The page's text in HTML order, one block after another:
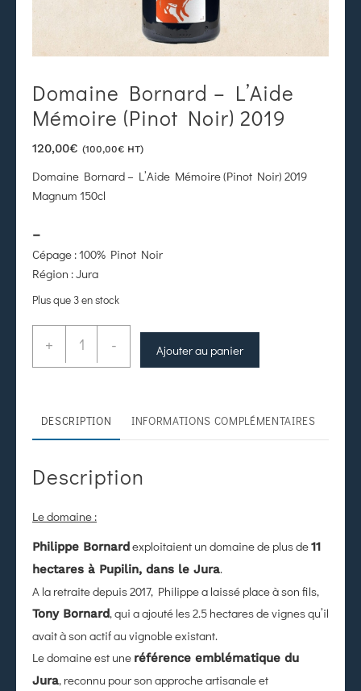
Domaine Bornard – L’Aide
Mémoire (Pinot Noir) 2019
120,00€ (100,00€ HT)
Domaine Bornard – L’Aide Mémoire (Pinot Noir) 2019
Magnum 150cl
–
Cépage : 100% Pinot Noir
Région : Jura
Plus que 3 en stock
+ - Ajouter au panier
DESCRIPTION INFORMATIONS COMPLÉMENTAIRES
Description
Le domaine :
Philippe Bornardexploitaient un domaine de plus de11
hectares à Pupilin, dans le Jura.
A la retraite depuis 2017, Philippe a laissé place à son fils,
Tony Bornard, qui a ajouté les 2.5 hectares de vignes qu’il
avait à son actif au vignoble existant.
Le domaine est une référence emblématique du
Jura, reconnu pour son approche artisanale et